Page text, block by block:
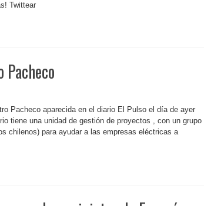
Twittear
Pacheco aparecida en el diario El Pulso el día de ayer
tiene una unidad de gestión de proyectos , con un grupo
chilenos) para ayudar a las empresas eléctricas a